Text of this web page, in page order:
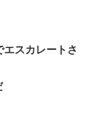
スカレートさ